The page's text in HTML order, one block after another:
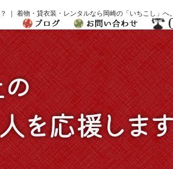
｜ 着物・貸衣装・レンタルなら岡崎の「いちこし」へ。